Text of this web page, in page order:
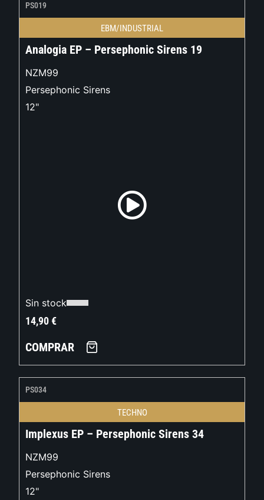
PS019
EBM/INDUSTRIAL
Analogia EP – Persephonic Sirens 19
NZM99
Persephonic Sirens
12"
Sin stock
14,90€
COMPRAR
PS034
TECHNO
Implexus EP – Persephonic Sirens 34
NZM99
Persephonic Sirens
12"